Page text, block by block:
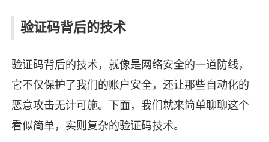
验证码背后的技术
验证码背后的技术，就像是网络安全的一道防线，
它不仅保护了我们的账户安全，还让那些自动化的
恶意攻击无计可施。下面，我们就来简单聊聊这个
看似简单，实则复杂的验证码技术。